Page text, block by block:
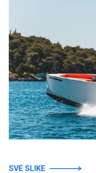
SVE SLIKE